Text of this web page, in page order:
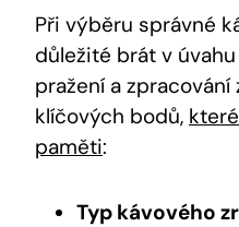
Při výběru správné
důležité brát v
pražení a zpracování
klíčových bodů,
paměti:
Typ kávového